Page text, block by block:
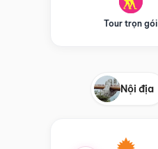
Tour trọn gói
Nội địa